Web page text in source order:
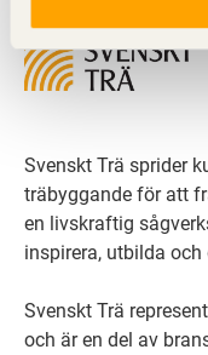
Svenskt Trä sprider
träbyggande för att
en livskraftig
inspirera, utbilda
Svenskt Trä
och är en del av